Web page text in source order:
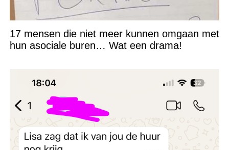
17 mensen die niet meer kunnen omgaan met
hun asociale buren… Wat een drama!